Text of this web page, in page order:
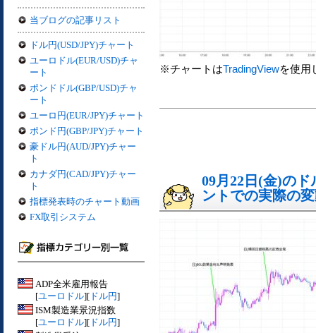
当ブログの記事リスト
ドル円(USD/JPY)チャート
ユーロドル(EUR/USD)チャ
ート
ポンドドル(GBP/USD)チャ
ート
ユーロ円(EUR/JPY)チャート
ポンド円(GBP/JPY)チャート
豪ドル円(AUD/JPY)チャー
ト
カナダ円(CAD/JPY)チャー
ト
指標発表時のチャート動画
FX取引システム
ADP全米雇用報告
[ユーロドル][ ドル円]
ISM製造業景況指数
[ユーロドル][ ドル円]
※チャートはTradingViewを使用
09月22日(金)の
ントでの実際の